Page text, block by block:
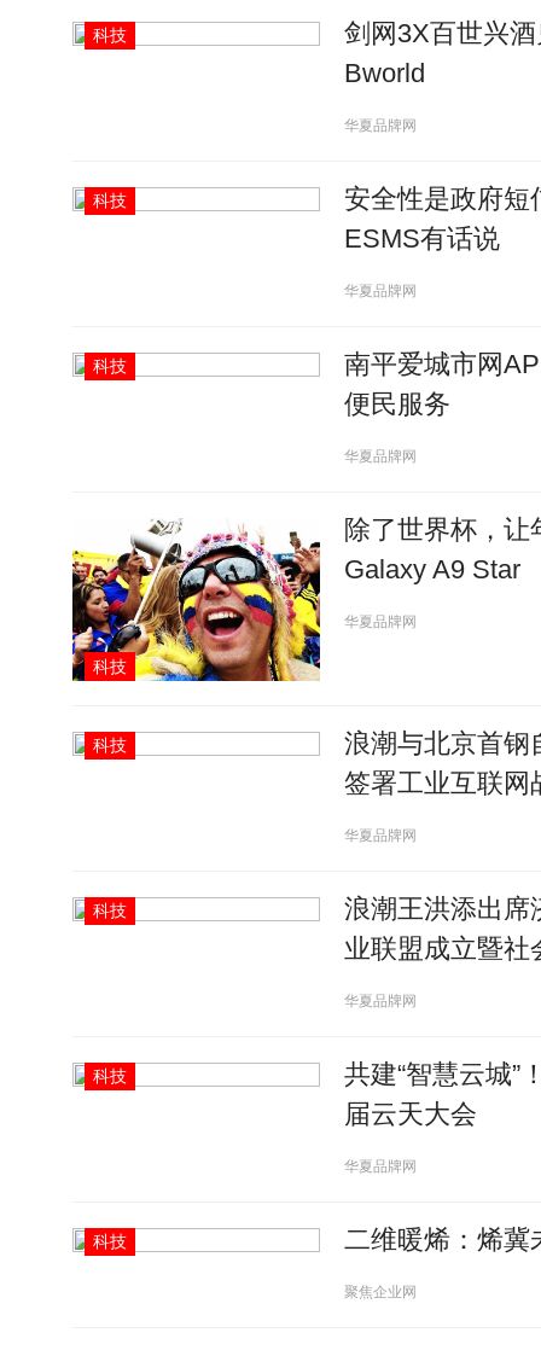
科技
剑网3X百世兴
Bworld
华夏品牌网
科技
安全性是政府短
ESMS有话说
华夏品牌网
科技
南平爱城市网
便民服务
华夏品牌网
科技
除了世界杯，
Galaxy A9 Star
华夏品牌网
科技
浪潮与北京首钢
签署工业互联网
华夏品牌网
科技
浪潮王洪添出席
业联盟成立暨社
华夏品牌网
科技
共建“智慧云城”
届云天大会
华夏品牌网
科技 二维暖烯：烯冀
聚焦企业网